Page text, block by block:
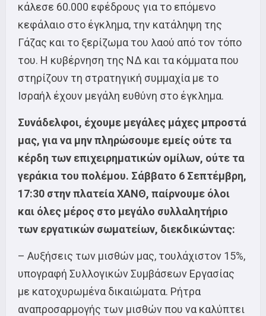
κάλεσε 60.000 εφέδρους για το επόμενο
κεφάλαιο στο έγκλημα, την κατάληψη της
Γάζας και το ξερίζωμα του λαού από τον τόπο
του. Η κυβέρνηση της ΝΔ και τα κόμματα που
στηρίζουν τη στρατηγική συμμαχία με το
Ισραήλ έχουν μεγάλη ευθύνη στο έγκλημα.
Συνάδελφοι, έχουμε μεγάλες μάχες μπροστά
μας, για να μην πληρώσουμε εμείς ούτε τα
κέρδη των επιχειρηματικών ομίλων, ούτε τα
γεράκια του πολέμου. Σάββατο 6 Σεπτέμβρη,
17:30 στην πλατεία ΧΑΝΘ, παίρνουμε όλοι
και όλες μέρος στο μεγάλο συλλαλητήριο
των εργατικών σωματείων, διεκδικώντας:
– Αυξήσεις των μισθών μας, τουλάχιστον 15%,
υπογραφή Συλλογικών Συμβάσεων Εργασίας
με κατοχυρωμένα δικαιώματα. Ρήτρα
αναπροσαρμογής των μισθών που να καλύπτει